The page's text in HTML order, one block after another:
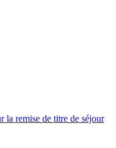
la remise de titre de séjour